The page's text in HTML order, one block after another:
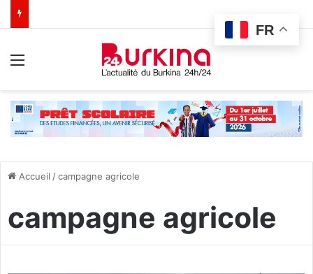
Accueil /campagne agricole
campagne agricole
FR